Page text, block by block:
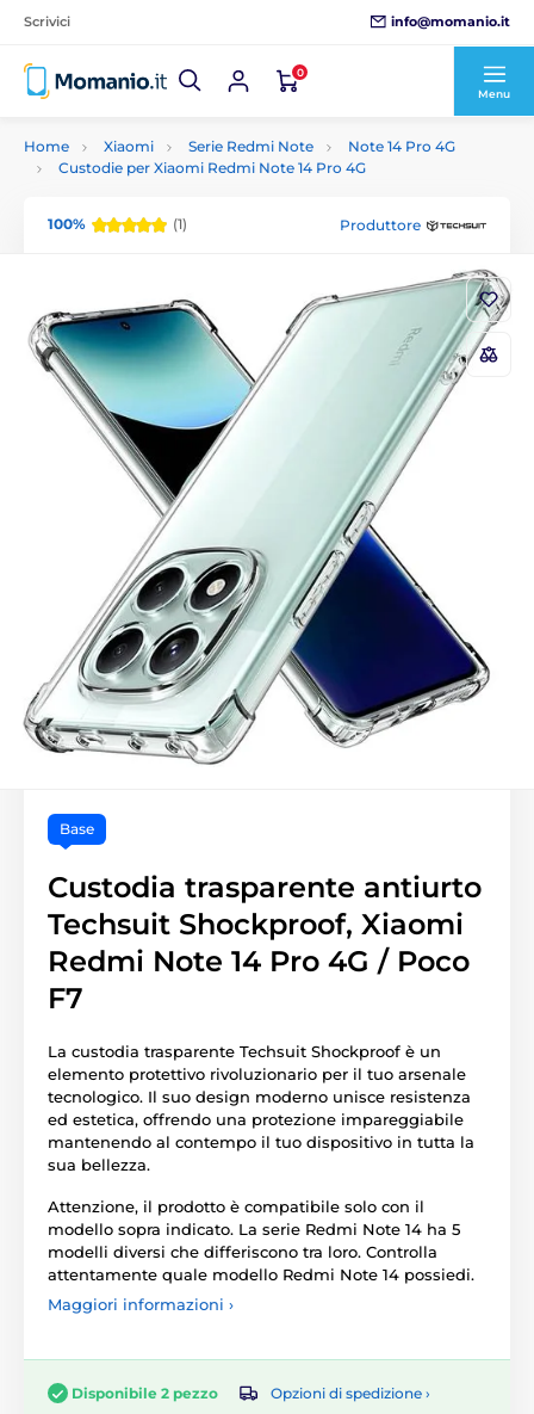
Scrivici info@momanio.it
0
Menu
Home Xiaomi Serie Redmi Note
Note 14 Pro 4G
Custodie per Xiaomi Redmi Note 14 Pro 4G
100% (1) Produttore
Base
Custodia trasparente antiurto
Techsuit Shockproof, Xiaomi
Redmi Note 14 Pro 4G / Poco
F7
La custodia trasparente Techsuit Shockproof è un
elemento protettivo rivoluzionario per il tuo arsenale
tecnologico. Il suo design moderno unisce resistenza
ed estetica, offrendo una protezione impareggiabile
mantenendo al contempo il tuo dispositivo in tutta la
sua bellezza.
Attenzione, il prodotto è compatibile solo con il
modello sopra indicato. La serie Redmi Note 14 ha 5
modelli diversi che differiscono tra loro. Controlla
attentamente quale modello Redmi Note 14 possiedi.
Maggiori informazioni ›
Disponibile 2 pezzo
Opzioni di spedizione ›